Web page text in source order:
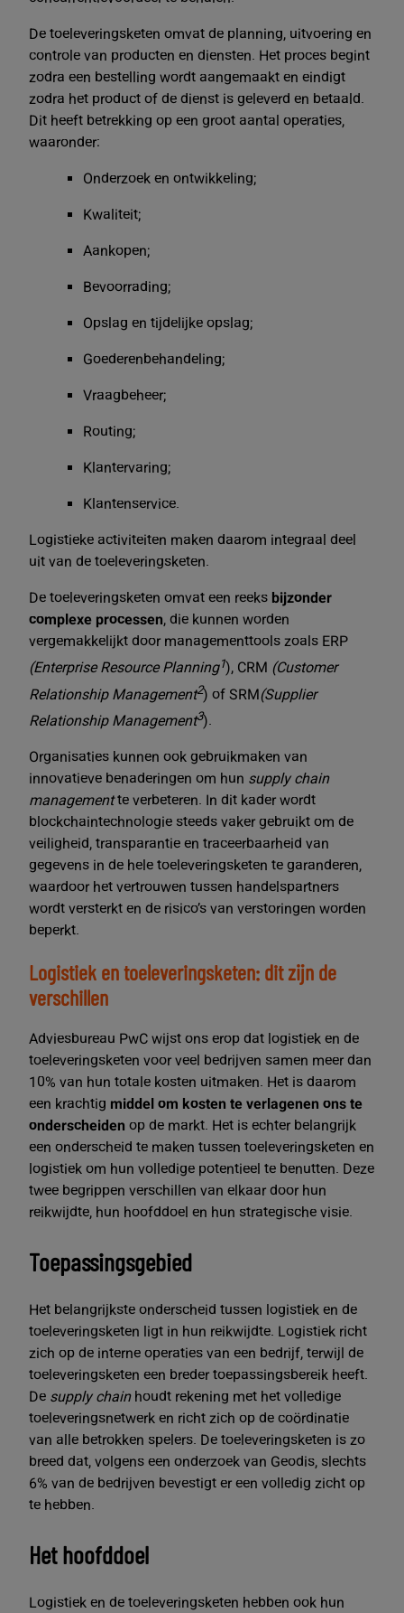
De toeleveringsketen omvat de planning, uitvoering en
controle van producten en diensten. Het proces begint
zodra een bestelling wordt aangemaakt en eindigt
zodra het product of de dienst is geleverd en betaald.
Dit heeft betrekking op een groot aantal operaties,
waaronder:
Onderzoek en ontwikkeling;
Kwaliteit;
Aankopen;
Bevoorrading;
Opslag en tijdelijke opslag;
Goederenbehandeling;
Vraagbeheer;
Routing;
Klantervaring;
Klantenservice.
Logistieke activiteiten maken daarom integraal deel
uit van de toeleveringsketen.
De toeleveringsketen omvat een reeks bijzonder
complexe processen, die kunnen worden
vergemakkelijkt door managementtools zoals ERP
(Enterprise Resource Planning1), CRM (Customer
Relationship Management2) of SRM(Supplier
Relationship Management3).
Organisaties kunnen ook gebruikmaken van
innovatieve benaderingen om hun supply chain
managementte verbeteren. In dit kader wordt
blockchaintechnologie steeds vaker gebruikt om de
veiligheid, transparantie en traceerbaarheid van
gegevens in de hele toeleveringsketen te garanderen,
waardoor het vertrouwen tussen handelspartners
wordt versterkt en de risico’s van verstoringen worden
beperkt.
Logistiek en toeleveringsketen: dit zijn de
verschillen
Adviesbureau PwC wijst ons erop dat logistiek en de
toeleveringsketen voor veel bedrijven samen meer dan
10% van hun totale kosten uitmaken. Het is daarom
een krachtig middel om kosten te verlagenen ons te
onderscheiden op de markt. Het is echter belangrijk
een onderscheid te maken tussen toeleveringsketen en
logistiek om hun volledige potentieel te benutten. Deze
twee begrippen verschillen van elkaar door hun
reikwijdte, hun hoofddoel en hun strategische visie.
Toepassingsgebied
Het belangrijkste onderscheid tussen logistiek en de
toeleveringsketen ligt in hun reikwijdte. Logistiek richt
zich op de interne operaties van een bedrijf, terwijl de
toeleveringsketen een breder toepassingsbereik heeft.
De supply chain houdt rekening met het volledige
toeleveringsnetwerk en richt zich op de coördinatie
van alle betrokken spelers. De toeleveringsketen is zo
breed dat, volgens een onderzoek van Geodis, slechts
6% van de bedrijven bevestigt er een volledig zicht op
te hebben.
Het hoofddoel
Logistiek en de toeleveringsketen hebben ook hun